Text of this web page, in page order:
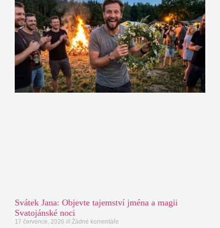
Svátek Jana: Objevte tajemství jména a magii
Svatojánské noci
17 července, 2026 Žádné komentáře